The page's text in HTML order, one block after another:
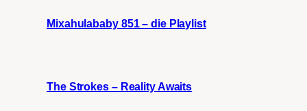
Mixahulababy 851 – die Playlist
The Strokes – Reality Awaits